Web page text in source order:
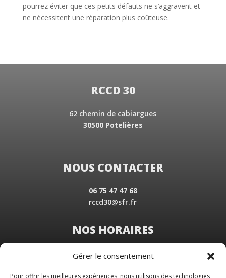
Gérer le consentement
Pour offrir les meilleures expériences, nous utilisons des technologies
pourrez éviter que ces petits défauts ne s’aggravent et
ne nécessitent une réparation plus coûteuse.
RCCD 30
62 chemin de cabiargues
30500 Potelières
NOUS CONTACTER
06 75 47 47 68
rccd30@sfr.fr
NOS HORAIRES
Du Lundi au Vendredi
Samedi sur rendez-vous